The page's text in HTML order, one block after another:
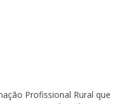
Profissional Rural que